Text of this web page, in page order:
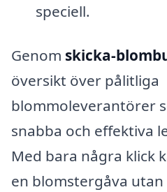
speciell.
Genom skicka-
översikt över pålitliga
blommoleverantörer
snabba och effektiva
Med bara några klick
en blomstergåva